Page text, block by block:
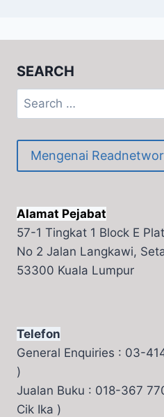
SEARCH
Search
for:
Mengenai
Alamat Pejabat
57-1 Tingkat 1 Block E
No 2 Jalan Langkawi,
53300 Kuala Lumpur
Telefon
General Enquiries : 03-
)
Jualan Buku : 018-367
Cik Ika )